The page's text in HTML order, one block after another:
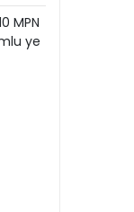
MPN
ye